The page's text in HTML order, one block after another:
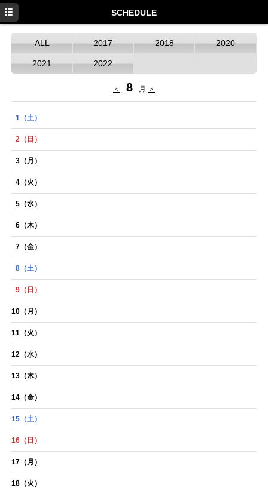
SCHEDULE
ALL 2017 2018 2020
2021 2022
＜ 8 月 ＞
1 （土）
2 （日）
3 （月）
4 （火）
5 （水）
6 （木）
7 （金）
8 （土）
9 （日）
10 （月）
11 （火）
12 （水）
13 （木）
14 （金）
15 （土）
16 （日）
17 （月）
18 （火）
NEWS
PROFILE
MOVIE
GOODS